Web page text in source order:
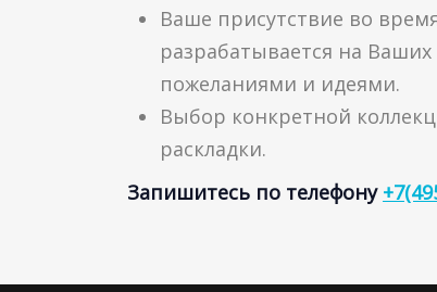
Ваше присутствие во
разрабатывается на
пожеланиями и идеями.
Выбор конкретной
раскладки.
Запишитесь по телефону